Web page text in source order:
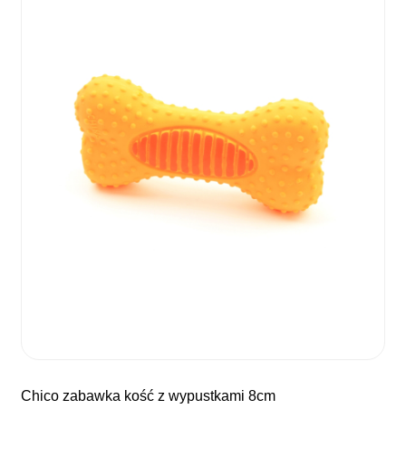
chico zabawka kość z wypustkami 8cm